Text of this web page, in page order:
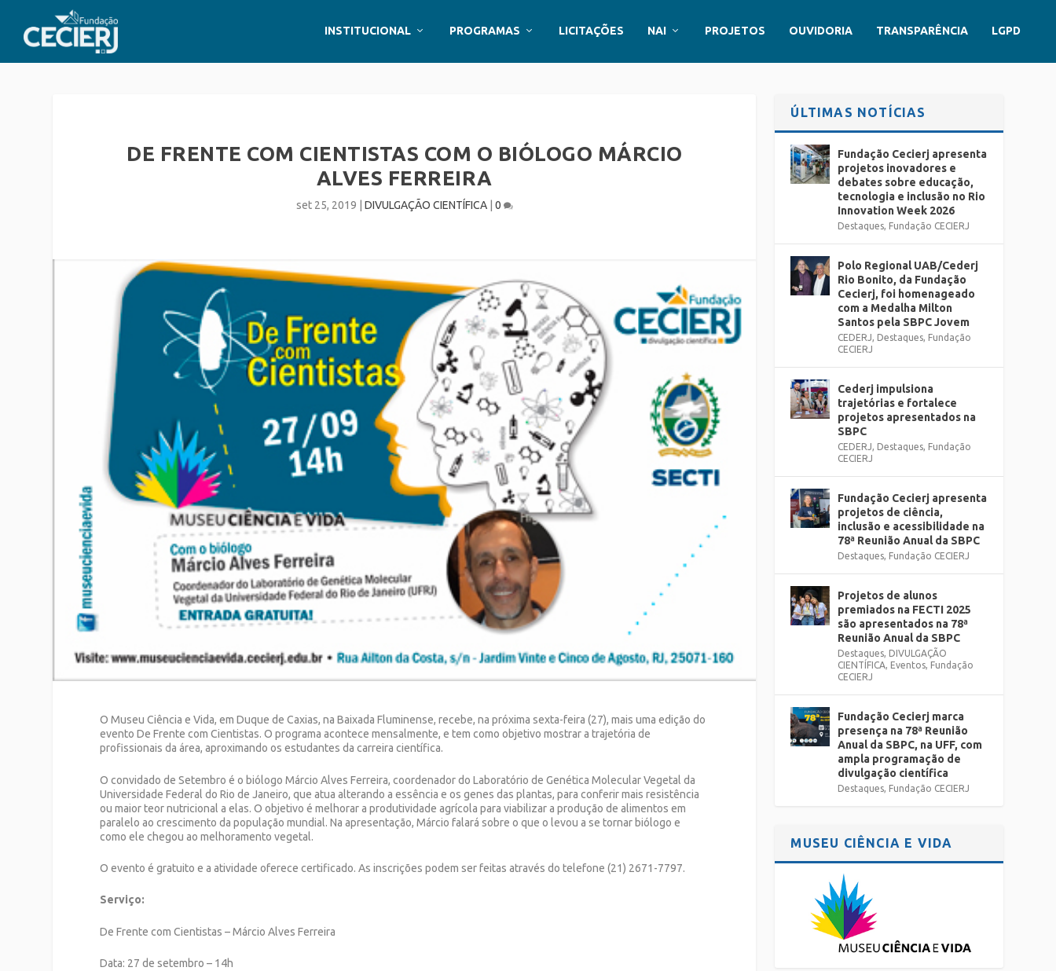
INSTITUCIONAL PROGRAMAS LICITAÇÕES NAI PROJETOS OUVIDORIA TRANSPARÊNCIA LGPD
DE FRENTE COM CIENTISTAS COM O BIÓLOGO MÁRCIO
ALVES FERREIRA
set 25, 2019 DIVULGAÇÃO CIENTÍFICA| 0
O Museu Ciência e Vida, em Duque de Caxias, na Baixada Fluminense, recebe, na próxima sexta-feira (27), mais uma edição do
evento De Frente com Cientistas. O programa acontece mensalmente, e tem como objetivo mostrar a trajetória de
profissionais da área, aproximando os estudantes da carreira científica.
O convidado de Setembro é o biólogo Márcio Alves Ferreira, coordenador do Laboratório de Genética Molecular Vegetal da
Universidade Federal do Rio de Janeiro, que atua alterando a essência e os genes das plantas, para conferir mais resistência
ou maior teor nutricional a elas. O objetivo é melhorar a produtividade agrícola para viabilizar a produção de alimentos em
paralelo ao crescimento da população mundial. Na apresentação, Márcio falará sobre o que o levou a se tornar biólogo e
como ele chegou ao melhoramento vegetal.
O evento é gratuito e a atividade oferece certificado. As inscrições podem ser feitas através do telefone (21) 2671-7797.
Serviço:
De Frente com Cientistas – Márcio Alves Ferreira
Data: 27 de setembro – 14h
ÚLTIMAS NOTÍCIAS
Fundação Cecierj apresenta
projetos inovadores e
debates sobre educação,
tecnologia e inclusão no Rio
Innovation Week 2026
Destaques, Fundação CECIERJ
Polo Regional UAB/Cederj
Rio Bonito, da Fundação
Cecierj, foi homenageado
com a Medalha Milton
Santos pela SBPC Jovem
CEDERJ, Destaques, Fundação
CECIERJ
Cederj impulsiona
trajetórias e fortalece
projetos apresentados na
SBPC
CEDERJ, Destaques, Fundação
CECIERJ
Fundação Cecierj apresenta
projetos de ciência,
inclusão e acessibilidade na
78ª Reunião Anual da SBPC
Destaques, Fundação CECIERJ
Projetos de alunos
premiados na FECTI 2025
são apresentados na 78ª
Reunião Anual da SBPC
Destaques, DIVULGAÇÃO
CIENTÍFICA, Eventos, Fundação
CECIERJ
Fundação Cecierj marca
presença na 78ª Reunião
Anual da SBPC, na UFF, com
ampla programação de
divulgação científica
Destaques, Fundação CECIERJ
MUSEU CIÊNCIA E VIDA